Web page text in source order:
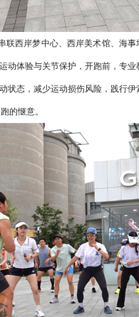
西岸梦中心、西岸美术馆、海
动体验与关节保护，开跑前，专
状态，减少运动损伤风险，践行
的惬意。